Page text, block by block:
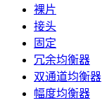
裸片
接头
固定
冗余均衡器
双通道均衡器
幅度均衡器